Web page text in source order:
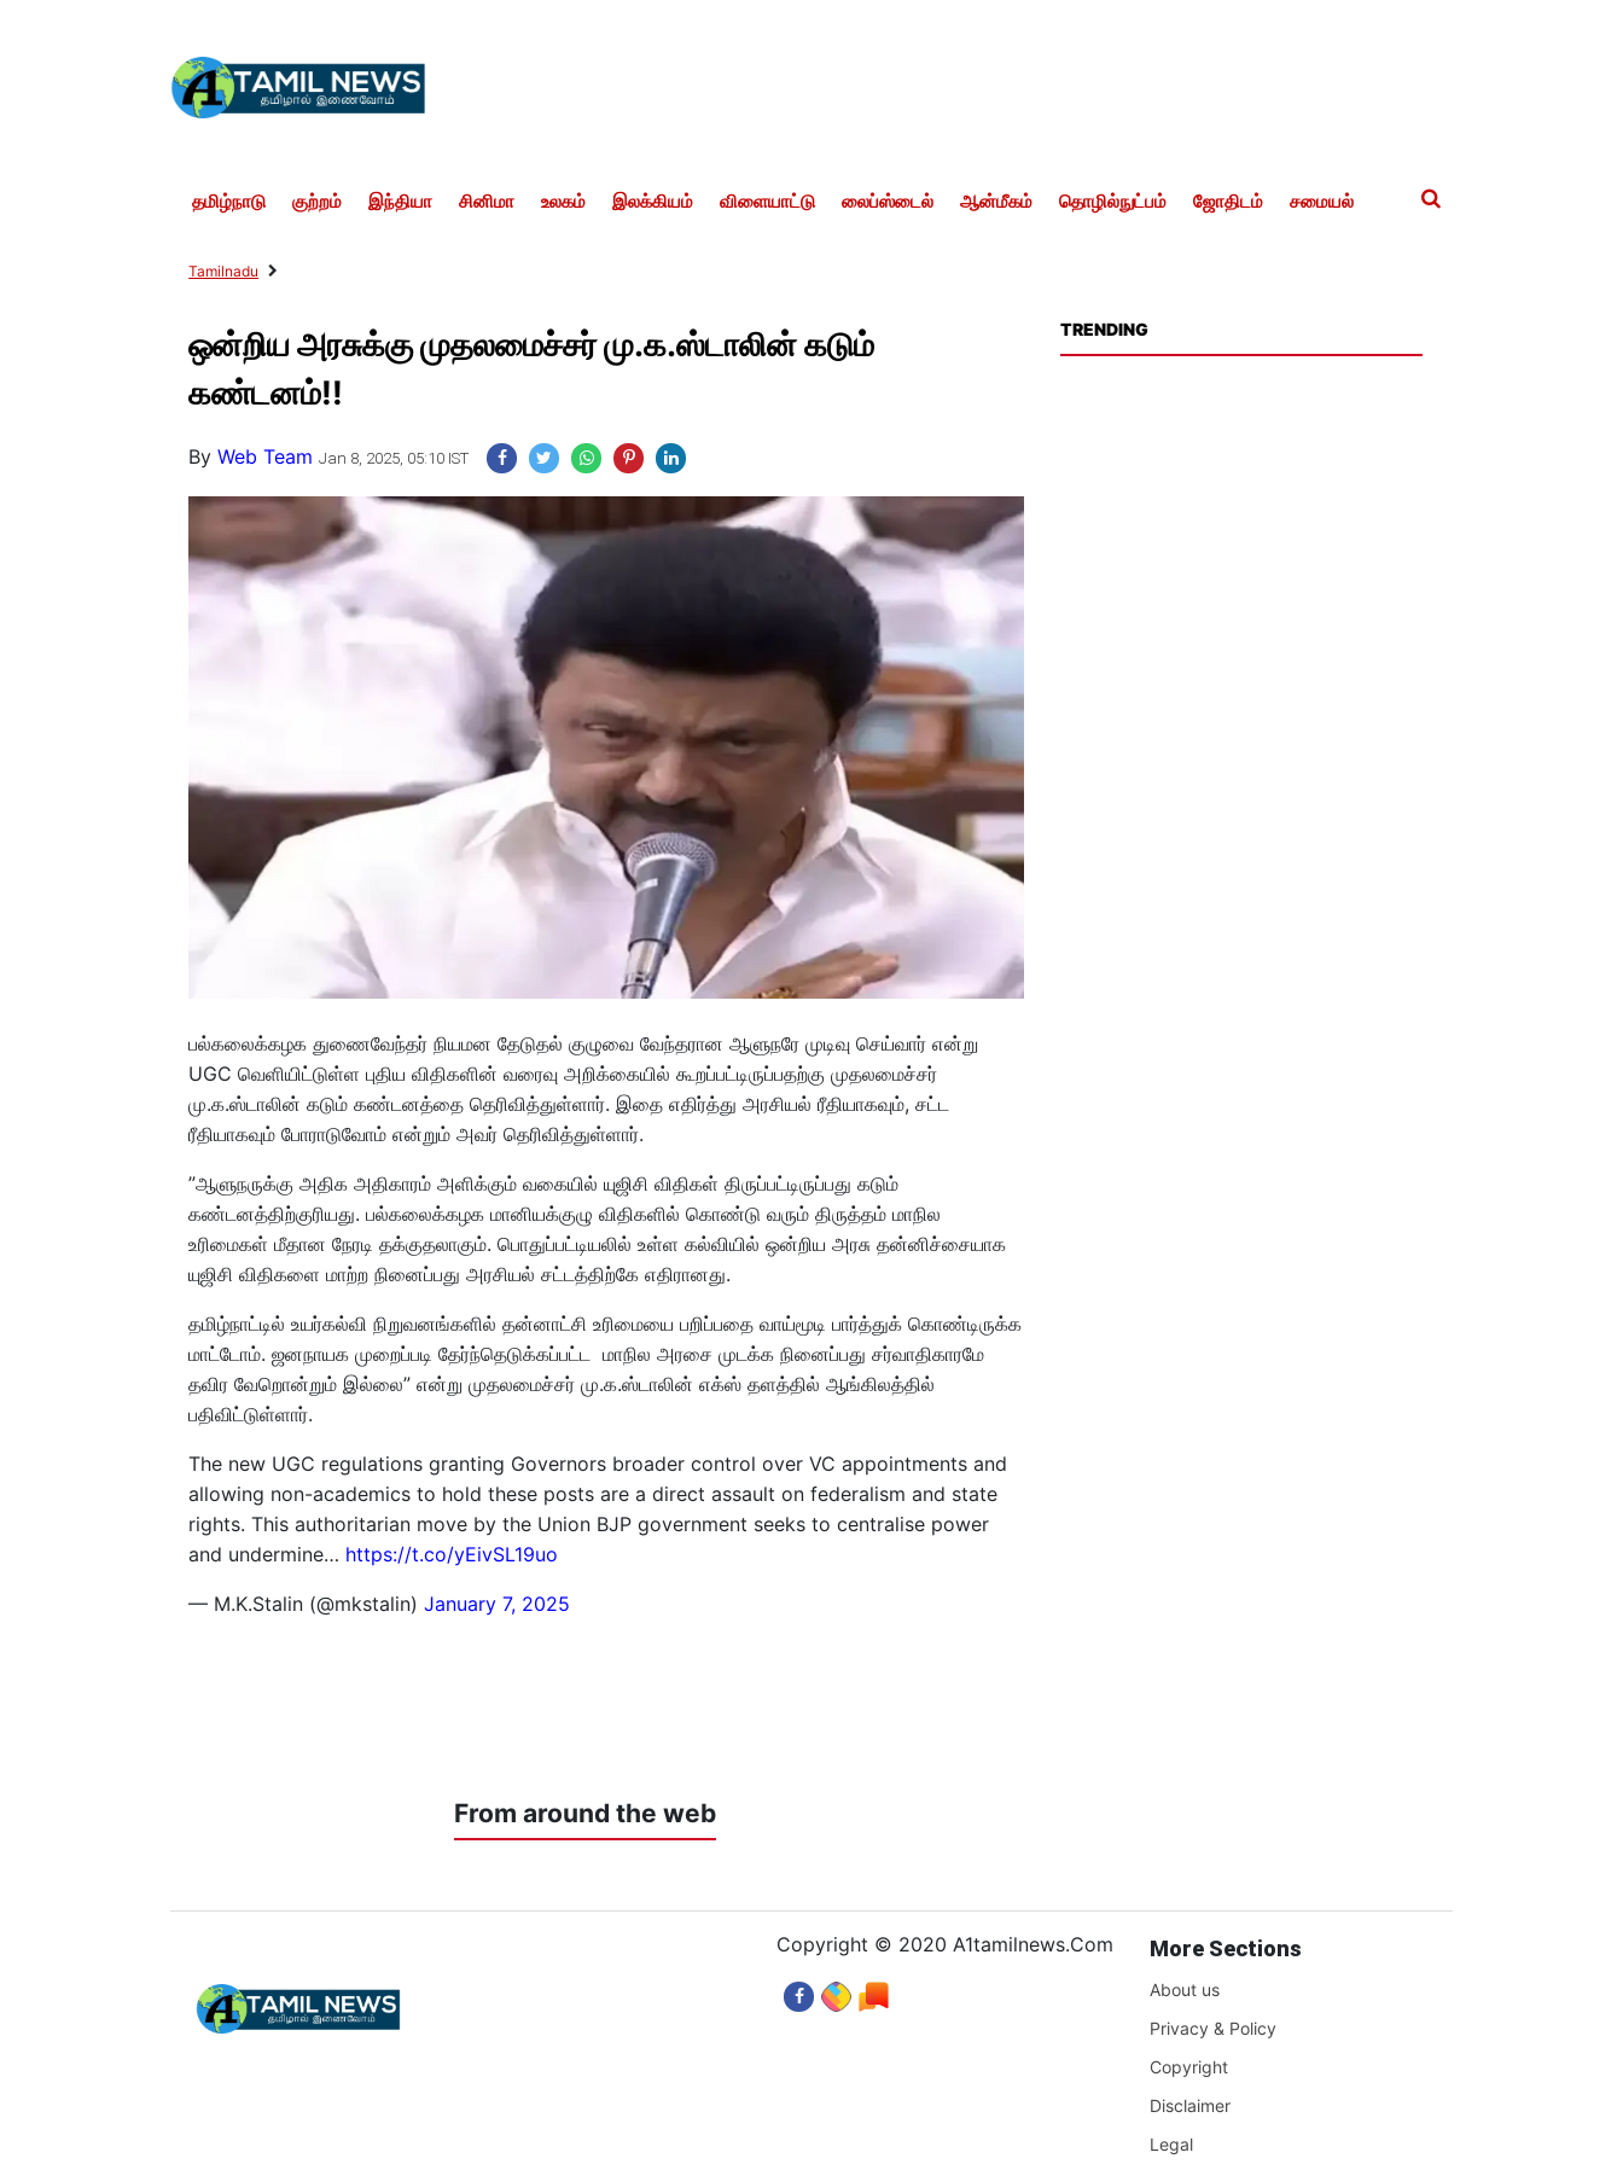
தமிழ்நாடு குற்றம் இந்தியா சினிமா உலகம் இலக்கியம் விளையாட்டு லைப்ஸ்டைல் ஆன்மீகம் தொழில்நுட்பம் ஜோதிடம் சமையல்
Tamilnadu
ஒன்றிய அரசுக்கு முதலமைச்சர் மு.க.ஸ்டாலின் கடும்
கண்டனம்!!
ByWeb Team Jan 8, 2025, 05:10 IST
பல்கலைக்கழக துணைவேந்தர் நியமன தேடுதல் குழுவை வேந்தரான ஆளுநரே முடிவு செய்வார் என்று
UGC வெளியிட்டுள்ள புதிய விதிகளின் வரைவு அறிக்கையில் கூறப்பட்டிருப்பதற்கு முதலமைச்சர்
மு.க.ஸ்டாலின் கடும் கண்டனத்தை தெரிவித்துள்ளார். இதை எதிர்த்து அரசியல் ரீதியாகவும், சட்ட
ரீதியாகவும் போராடுவோம் என்றும் அவர் தெரிவித்துள்ளார்.
”ஆளுநருக்கு அதிக அதிகாரம் அளிக்கும் வகையில் யுஜிசி விதிகள் திருப்பட்டிருப்பது கடும்
கண்டனத்திற்குரியது. பல்கலைக்கழக மானியக்குழு விதிகளில் கொண்டு வரும் திருத்தம் மாநில
உரிமைகள் மீதான நேரடி தக்குதலாகும். பொதுப்பட்டியலில் உள்ள கல்வியில் ஒன்றிய அரசு தன்னிச்சையாக
யுஜிசி விதிகளை மாற்ற நினைப்பது அரசியல் சட்டத்திற்கே எதிரானது.
தமிழ்நாட்டில் உயர்கல்வி நிறுவனங்களில் தன்னாட்சி உரிமையை பறிப்பதை வாய்மூடி பார்த்துக் கொண்டிருக்க
மாட்டோம். ஜனநாயக முறைப்படி தேர்ந்தெடுக்கப்பட்ட மாநில அரசை முடக்க நினைப்பது சர்வாதிகாரமே
தவிர வேறொன்றும் இல்லை” என்று முதலமைச்சர் மு.க.ஸ்டாலின் எக்ஸ் தளத்தில் ஆங்கிலத்தில்
பதிவிட்டுள்ளார்.
The new UGC regulations granting Governors broader control over VC appointments and
allowing non-academics to hold these posts are a direct assault on federalism and state
rights. This authoritarian move by the Union BJP government seeks to centralise power
and undermine… https://t.co/yEivSL19uo
— M.K.Stalin (@mkstalin)January 7, 2025
From around the web
TRENDING
Copyright © 2020 A1tamilnews.Com More Sections
About us
Privacy & Policy
Copyright
Disclaimer
Legal